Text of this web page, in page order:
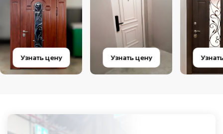
Узнать цену Узнать цену